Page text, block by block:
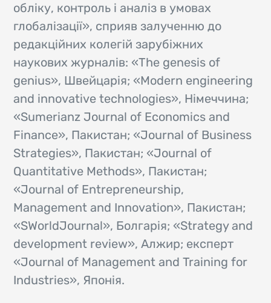
обліку, контроль і аналіз в умовах
глобалізації», сприяв залученню до
редакційних колегій зарубіжних
наукових журналів: «The genesis of
genius», Швейцарія; «Modern engineering
and innovative technologies», Німеччина;
«Sumerianz Journal of Economics and
Finance», Пакистан; «Journal of Business
Strategies», Пакистан; «Journal of
Quantitative Methods», Пакистан;
«Journal of Entrepreneurship,
Management and Innovation», Пакистан;
«SWorldJournal», Болгарія; «Strategy and
development review», Алжир; експерт
«Journal of Management and Training for
Industries», Японія.